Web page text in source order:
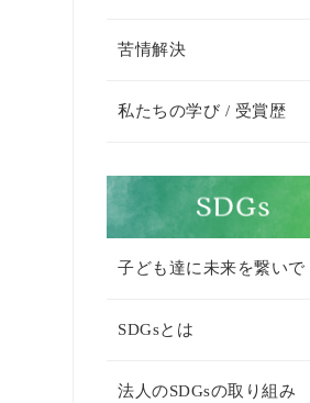
苦情解決
私たちの学び / 受賞歴
子ども達に未来を繋いで
SDGsとは
法人のSDGsの取り組み